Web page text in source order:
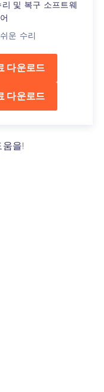
및 복구 소프트웨
어
운 수리
다운로드
다운로드
을!